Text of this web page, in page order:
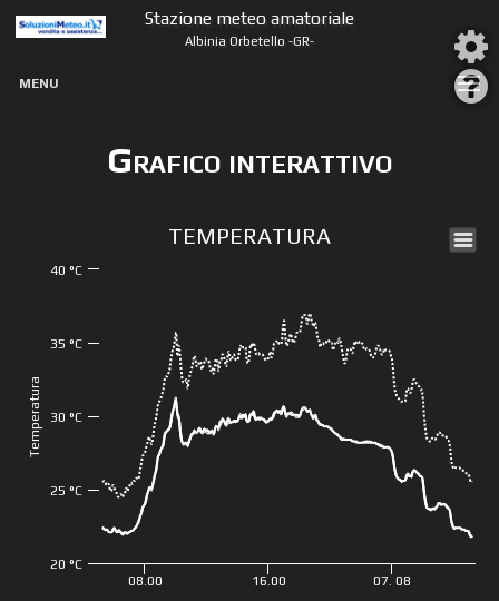
Stazione meteo amatoriale
Albinia Orbetello -GR-
MENU
Grafico interattivo
Temperatura
TEMPERATURA
07. 08
08.00 16.00
20 °C
25 °C
30 °C
35 °C
40 °C